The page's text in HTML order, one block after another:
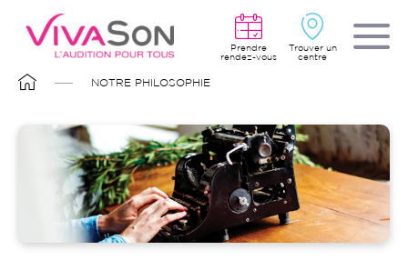
contenu
principal
Prendre
rendez-vous
Trouver un
centre
FIL
D'ARIANE
NOTRE PHILOSOPHIE